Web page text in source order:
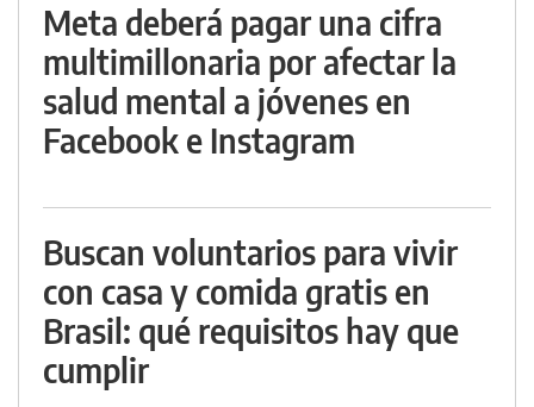
Meta deberá pagar una cifra
multimillonaria por afectar la
salud mental a jóvenes en
Facebook e Instagram
Buscan voluntarios para vivir
con casa y comida gratis en
Brasil: qué requisitos hay que
cumplir